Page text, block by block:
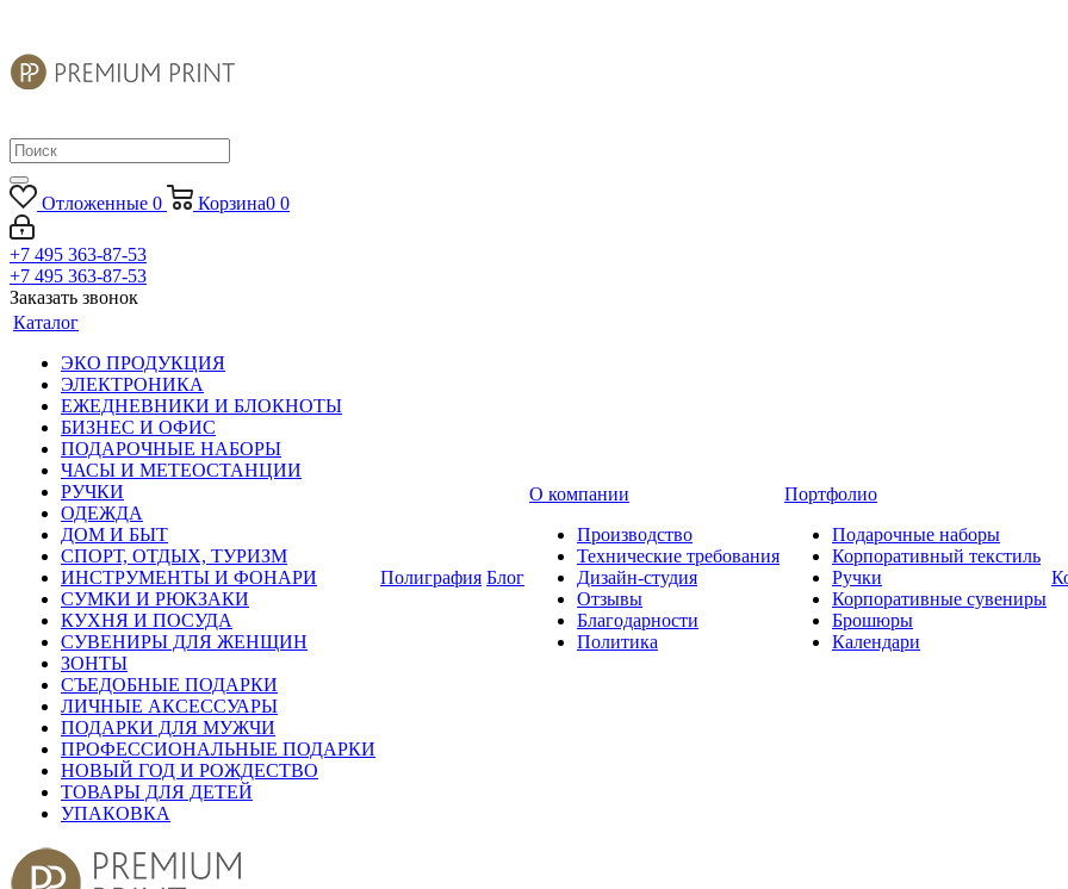
Отложенные 0 Корзина0 0
+7 495 363-87-53
+7 495 363-87-53
Заказать звонок
Каталог
ЭКО ПРОДУКЦИЯ
ЭЛЕКТРОНИКА
ЕЖЕДНЕВНИКИ И БЛОКНОТЫ
БИЗНЕС И ОФИС
ПОДАРОЧНЫЕ НАБОРЫ
ЧАСЫ И МЕТЕОСТАНЦИИ
РУЧКИ
ОДЕЖДА
ДОМ И БЫТ
СПОРТ, ОТДЫХ, ТУРИЗМ
ИНСТРУМЕНТЫ И ФОНАРИ
СУМКИ И РЮКЗАКИ
КУХНЯ И ПОСУДА
СУВЕНИРЫ ДЛЯ ЖЕНЩИН
ЗОНТЫ
СЪЕДОБНЫЕ ПОДАРКИ
ЛИЧНЫЕ АКСЕССУАРЫ
ПОДАРКИ ДЛЯ МУЖЧИ
ПРОФЕССИОНАЛЬНЫЕ ПОДАРКИ
НОВЫЙ ГОД И РОЖДЕСТВО
ТОВАРЫ ДЛЯ ДЕТЕЙ
УПАКОВКА
Полиграфия Блог
О компании
Производство
Технические требования
Дизайн-студия
Отзывы
Благодарности
Политика
Портфолио
Подарочные наборы
Корпоративный текстиль
Ручки
Корпоративные сувениры
Брошюры
Календари